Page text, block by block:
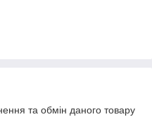
та обмін даного товару